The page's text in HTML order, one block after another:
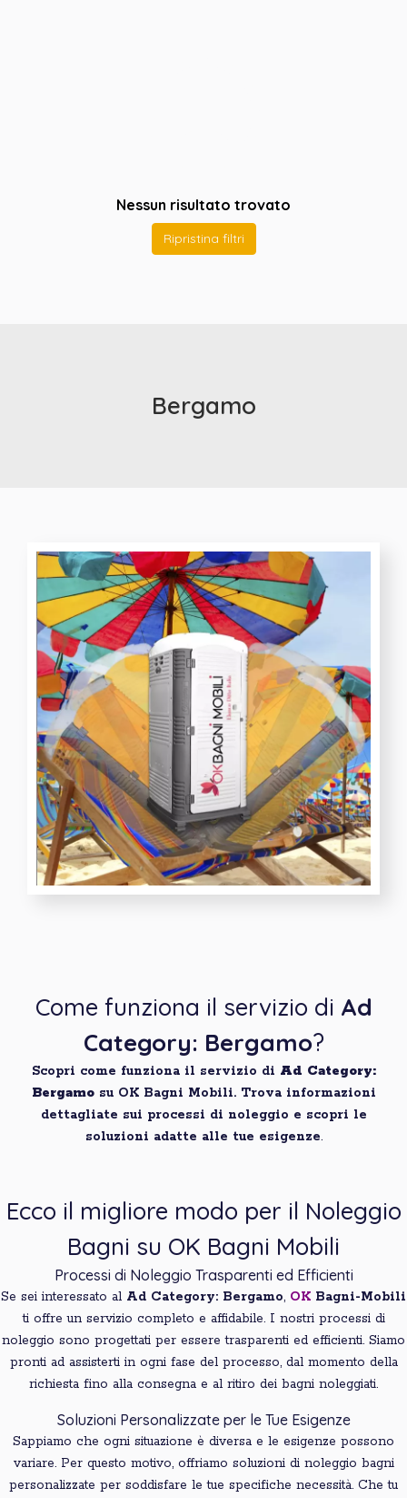
Nessun risultato trovato
Ripristina filtri
Bergamo
Come funziona il servizio di Ad
Category: Bergamo?
Scopri come funziona il servizio di Ad Category:
Bergamo su OK Bagni Mobili. Trova informazioni
dettagliate sui processi di noleggio e scopri le
soluzioni adatte alle tue esigenze.
Ecco il migliore modo per il Noleggio
Bagni su OK Bagni Mobili
Processi di Noleggio Trasparenti ed Efficienti
Se sei interessato al Ad Category: Bergamo, OK Bagni-Mobili
ti offre un servizio completo e affidabile. I nostri processi di
noleggio sono progettati per essere trasparenti ed efficienti. Siamo
pronti ad assisterti in ogni fase del processo, dal momento della
richiesta fino alla consegna e al ritiro dei bagni noleggiati.
Soluzioni Personalizzate per le Tue Esigenze
Sappiamo che ogni situazione è diversa e le esigenze possono
variare. Per questo motivo, offriamo soluzioni di noleggio bagni
personalizzate per soddisfare le tue specifiche necessità. Che tu